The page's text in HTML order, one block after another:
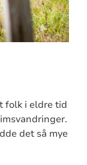
folk i eldre tid
det så mye